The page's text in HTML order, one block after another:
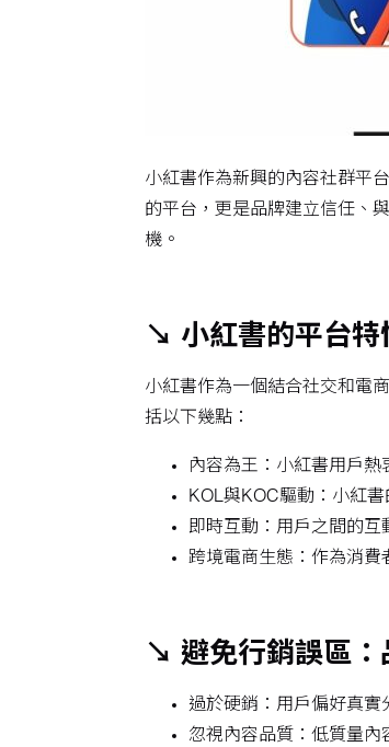
小紅書作為新興的內容社群平
的平台，更是品牌建立信任、
機。
↘ 小紅書的平台特
小紅書作為一個結合社交和電
括以下幾點：
內容為王：小紅書用戶
KOL與KOC驅動：小紅
即時互動：用戶之間的互
跨境電商生態：作為消費
↘ 避免行銷誤區：
過於硬銷：用戶偏好真實
忽視內容品質：低質量內